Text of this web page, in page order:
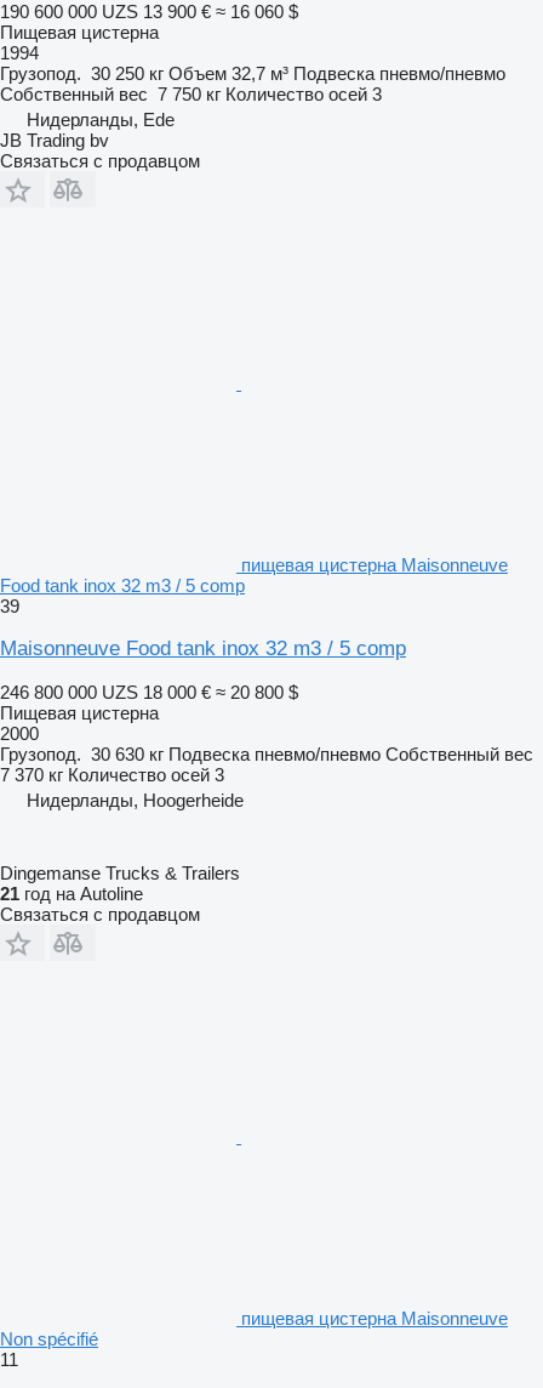
190 600 000 UZS 13 900 € ≈ 16 060 $
Пищевая цистерна
1994
Грузопод. 30 250 кг Объем 32,7 м³ Подвеска пневмо/пневмо
Собственный вес 7 750 кг Количество осей 3
Нидерланды, Ede
JB Trading bv
Связаться с продавцом
пищевая цистерна Maisonneuve
Food tank inox 32 m3 / 5 comp
39
Maisonneuve Food tank inox 32 m3 / 5 comp
246 800 000 UZS 18 000 € ≈ 20 800 $
Пищевая цистерна
2000
Грузопод. 30 630 кг Подвеска пневмо/пневмо Собственный вес
7 370 кг Количество осей 3
Нидерланды, Hoogerheide
Dingemanse Trucks & Trailers
21 год на Autoline
Связаться с продавцом
пищевая цистерна Maisonneuve
Non spécifié
11